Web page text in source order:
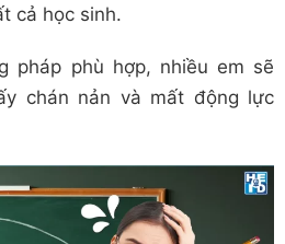
cả học sinh.
pháp phù hợp, nhiều em sẽ
chán nản và mất động lực